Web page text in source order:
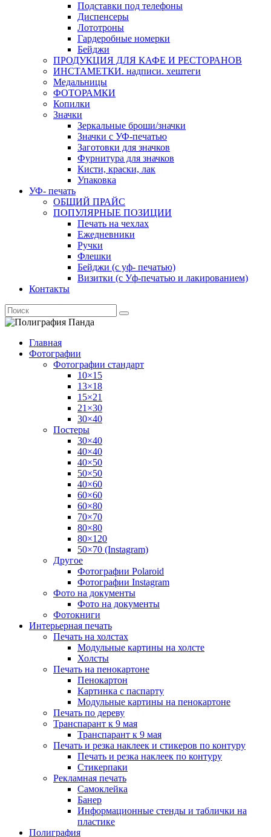
Подставки под телефоны
Диспенсеры
Лототроны
Гардеробные номерки
Бейджи
ПРОДУКЦИЯ ДЛЯ КАФЕ И РЕСТОРАНОВ
ИНСТАМЕТКИ. надписи. хештеги
Медальницы
ФОТОРАМКИ
Копилки
Значки
Зеркальные броши/значки
Значки с УФ-печатью
Заготовки для значков
Фурнитура для значков
Кисти, краски, лак
Упаковка
УФ- печать
ОБЩИЙ ПРАЙС
ПОПУЛЯРНЫЕ ПОЗИЦИИ
Печать на чехлах
Ежедневники
Ручки
Флешки
Бейджи (с уф- печатью)
Визитки (с Уф-печатью и лакированием)
Контакты
Главная
Фотографии
Фотографии стандарт
10×15
13×18
15×21
21×30
30×40
Постеры
30×40
40×40
40×50
50×50
40×60
60×60
60×80
70×70
80×80
80×120
50×70 (Instagram)
Другое
Фотографии Polaroid
Фотографии Instagram
Фото на документы
Фото на документы
Фотокниги
Интерьерная печать
Печать на холстах
Модульные картины на холсте
Холсты
Печать на пенокартоне
Пенокартон
Картинка с паспарту
Модульные картины на пенокартоне
Печать по дереву
Транспарант к 9 мая
Транспарант к 9 мая
Печать и резка наклеек и стикеров по контуру
Печать и резка наклеек по контуру
Стикерпаки
Рекламная печать
Самоклейка
Банер
Информационные стенды и таблички на
пластике
Полиграфия